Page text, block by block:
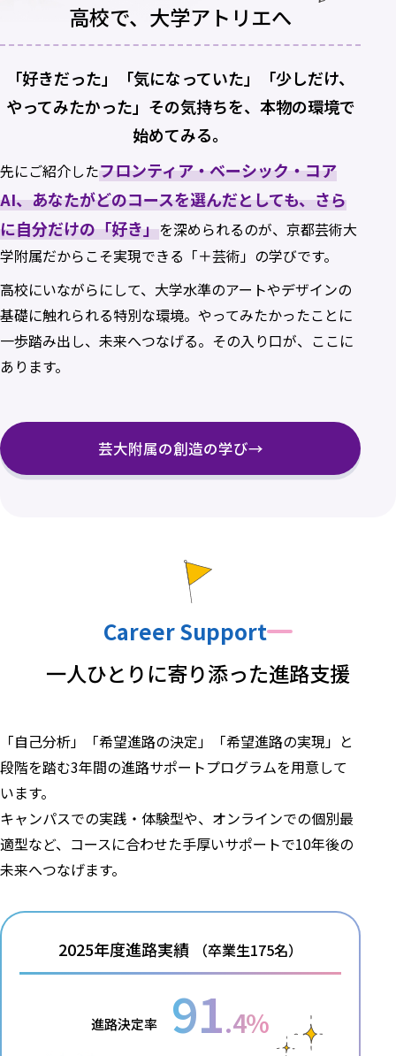
高校で、大学アトリエへ
「好きだった」「気になっていた」「少しだけ、
やってみたかった」その気持ちを、本物の環境で
始めてみる。
先にご紹介したフロンティア・ベーシック・コア
AI、あなたがどのコースを選んだとしても、さら
に自分だけの「好き」を深められるのが、京都芸術大
学附属だからこそ実現できる「＋芸術」の学びです。
高校にいながらにして、大学水準のアートやデザインの
基礎に触れられる特別な環境。やってみたかったことに
一歩踏み出し、未来へつなげる。その入り口が、ここに
あります。
芸大附属の創造の学び→
Career Support
一人ひとりに寄り添った進路支援
「自己分析」「希望進路の決定」「希望進路の実現」と
段階を踏む3年間の進路サポートプログラムを用意して
います。
キャンパスでの実践・体験型や、オンラインでの個別最
適型など、コースに合わせた手厚いサポートで10年後の
未来へつなげます。
2025年度進路実績 （卒業生175名）
進路決定率 91.4%